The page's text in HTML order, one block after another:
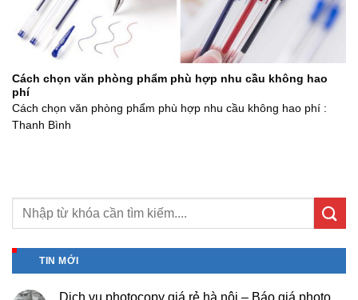
Cách chọn văn phòng phẩm phù hợp nhu cầu không hao
phí
Cách chọn văn phòng phẩm phù hợp nhu cầu không hao phí :
Thanh Bình
TIN MỚI